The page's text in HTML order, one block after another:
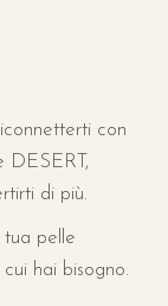
con
DESERT,
di più.
pelle
hai bisogno.